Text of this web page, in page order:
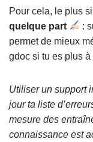
Pour cela, le plus
quelque part
:
permet de mieux
gdoc si tu es plus à
Utiliser un support
jour ta liste
mesure des
connaissance est